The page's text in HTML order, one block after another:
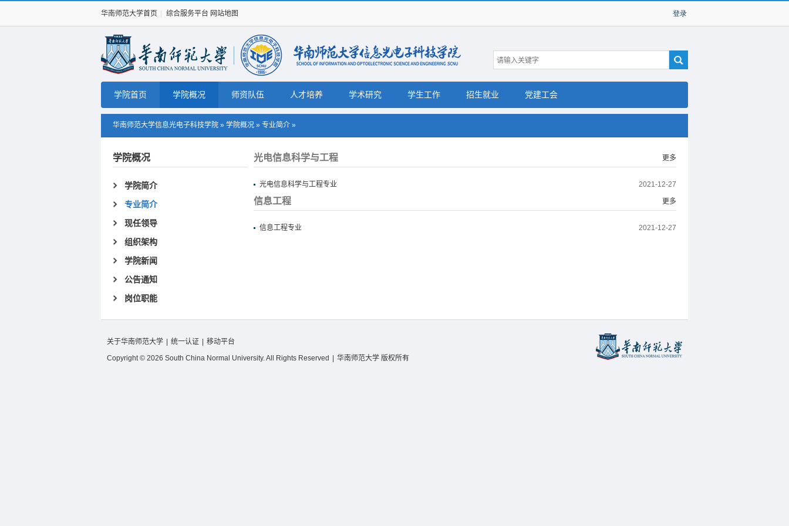
华南师范大学首页 综合服务平台 网站地图
学院首页 学院概况 师资队伍 人才培养 学术研究 学生工作 招生就业 党建工会
华南师范大学信息光电子科技学院 » 学院概况 » 专业简介 »
学院概况
学院简介
专业简介
现任领导
组织架构
学院新闻
公告通知
岗位职能
光电信息科学与工程 更多
2021-12-27
光电信息科学与工程专业
信息工程 更多
2021-12-27
信息工程专业
关于华南师范大学 统一认证
移动平台
Copyright © 2026 South China Normal University. All Rights Reserved
华南师范大学 版权所有